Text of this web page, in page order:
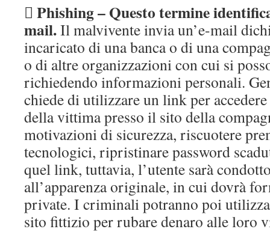
 Phishing – Questo termine
mail.Il malvivente invia un’e-mail
incaricato di una banca o di una
o di altre organizzazioni con cui si
richiedendo informazioni personali.
chiede di utilizzare un link per
della vittima presso il sito della
motivazioni di sicurezza, riscuotere
tecnologici, ripristinare password
quel link, tuttavia, l’utente sarà
all’apparenza originale, in cui dovrà
private. I criminali potranno poi
sito fittizio per rubare denaro alle loro